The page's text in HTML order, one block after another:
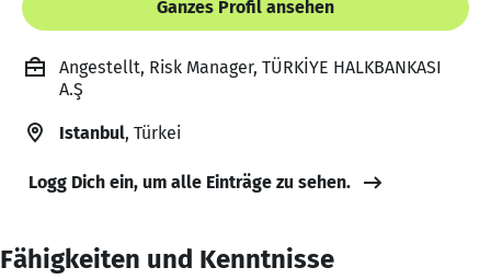
Ganzes Profil ansehen
Angestellt, Risk Manager, TÜRKİYE HALKBANKASI
A.Ş
Istanbul, Türkei
Logg Dich ein, um alle Einträge zu sehen.
Fähigkeiten und Kenntnisse